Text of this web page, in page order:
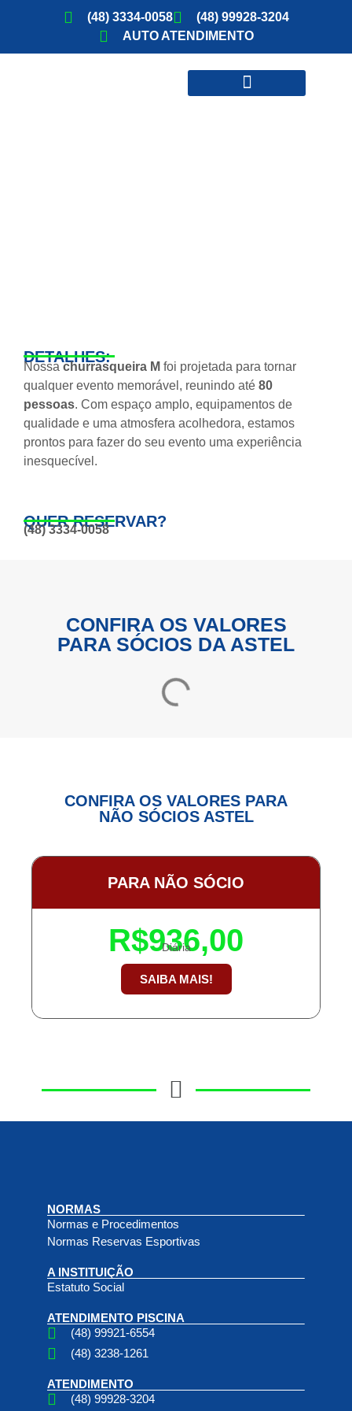
(48) 3334-0058
(48) 99928-3204
AUTO ATENDIMENTO
DETALHES:
Nossachurrasqueira M foi projetada para tornar
qualquer evento memorável, reunindo até 80
pessoas. Com espaço amplo, equipamentos de
qualidade e uma atmosfera acolhedora, estamos
prontos para fazer do seu evento uma experiência
inesquecível.
QUER RESERVAR?
(48) 3334-0058
CONFIRA OS VALORES
PARA SÓCIOS DA ASTEL
CONFIRA OS VALORES PARA
NÃO SÓCIOS ASTEL
PARA NÃO SÓCIO
R$936,00
Diária
SAIBA MAIS!
NORMAS
Normas e Procedimentos
Normas Reservas Esportivas
A INSTITUIÇÃO
Estatuto Social
ATENDIMENTO PISCINA
(48) 99921-6554
(48) 3238-1261
ATENDIMENTO
(48) 99928-3204